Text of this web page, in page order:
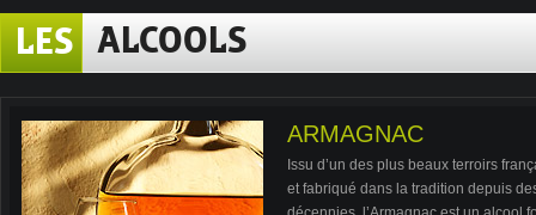
LES ALCOOLS
ARMAGNAC
Issu d’un des plus beaux terroirs
et fabriqué dans la tradition depuis